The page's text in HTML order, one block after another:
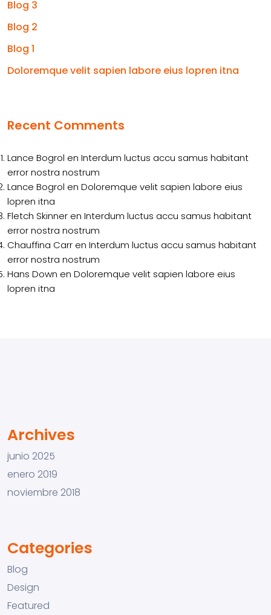
Blog 3
Blog 2
Blog 1
Doloremque velit sapien labore eius lopren itna
Recent Comments
Lance Bogrol en Interdum luctus accu samus habitant
error nostra nostrum
Lance Bogrol en Doloremque velit sapien labore eius
lopren itna
Fletch Skinner en Interdum luctus accu samus habitant
error nostra nostrum
Chauffina Carr en Interdum luctus accu samus habitant
error nostra nostrum
Hans Down en Doloremque velit sapien labore eius
lopren itna
Archives
junio 2025
enero 2019
noviembre 2018
Categories
Blog
Design
Featured